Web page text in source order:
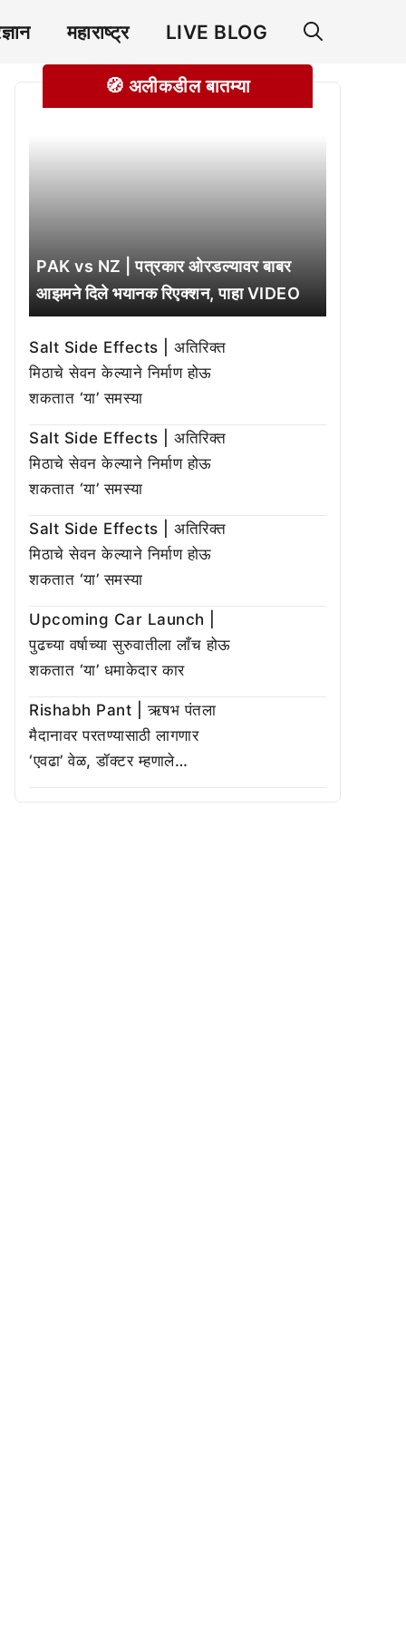
महाराष्ट्र LIVE BLOG
🧭 अलीकडील बातम्या
PAK vs NZ | पत्रकार ओरडल्यावर बाबर
आझमने दिले भयानक रिएक्शन, पाहा VIDEO
Salt Side Effects | अतिरिक्त
मिठाचे सेवन केल्याने निर्माण होऊ
शकतात ‘या’ समस्या
Salt Side Effects | अतिरिक्त
मिठाचे सेवन केल्याने निर्माण होऊ
शकतात ‘या’ समस्या
Salt Side Effects | अतिरिक्त
मिठाचे सेवन केल्याने निर्माण होऊ
शकतात ‘या’ समस्या
Upcoming Car Launch |
पुढच्या वर्षाच्या सुरुवातीला लाँच होऊ
शकतात ‘या’ धमाकेदार कार
Rishabh Pant | ऋषभ पंतला
मैदानावर परतण्यासाठी लागणार
‘एवढा’ वेळ, डॉक्टर म्हणाले…